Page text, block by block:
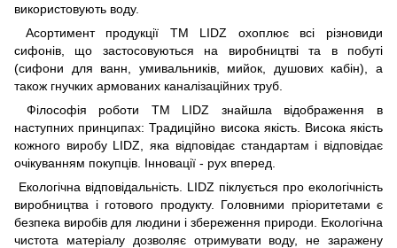
використовують воду.
Асортимент продукції ТМ LIDZ охоплює всі різновиди
сифонів, що застосовуються на виробництві та в побуті
(сифони для ванн, умивальників, мийок, душових кабін), а
також гнучких армованих каналізаційних труб.
Філософія роботи ТМ LIDZ знайшла відображення в
наступних принципах: Традиційно висока якість. Висока якість
кожного виробу LIDZ, яка відповідає стандартам і відповідає
очікуванням покупців. Інновації - рух вперед.
Екологічна відповідальність. LIDZ піклується про екологічність
виробництва і готового продукту. Головними пріоритетами є
безпека виробів для людини і збереження природи. Екологічна
чистота матеріалу дозволяє отримувати воду, не заражену